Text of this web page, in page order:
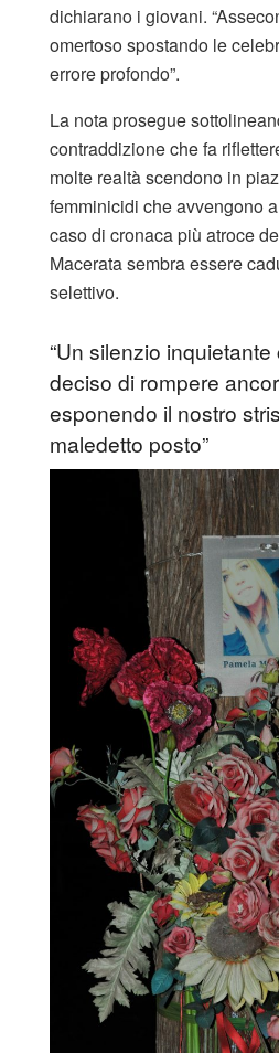
dichiarano i giovani.
omertoso spostando le
errore profondo”.
La nota prosegue
contraddizione che fa
molte realtà scendono in
femminicidi che avvengono
caso di cronaca più atroce
Macerata sembra essere
selettivo.
“Un silenzio
deciso di rompere
esponendo il nostro
maledetto posto”